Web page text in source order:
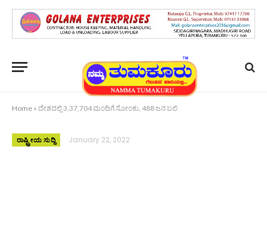
Home » ದೇಶದಲ್ಲಿ 3,37,704 ಮಂದಿಗೆ ಸೋಂಕು, 488 ಜನ ಬಲಿ
ರಾಷ್ಟ್ರೀಯ ಸುದ್ದಿ January 22, 2022